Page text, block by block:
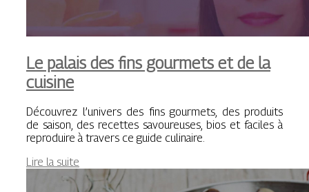
Le palais des fins gourmets et de la
cuisine
Découvrez l’univers des fins gourmets, des produits
de saison, des recettes savoureuses, bios et faciles à
reproduire à travers ce guide culinaire.
Lire la suite